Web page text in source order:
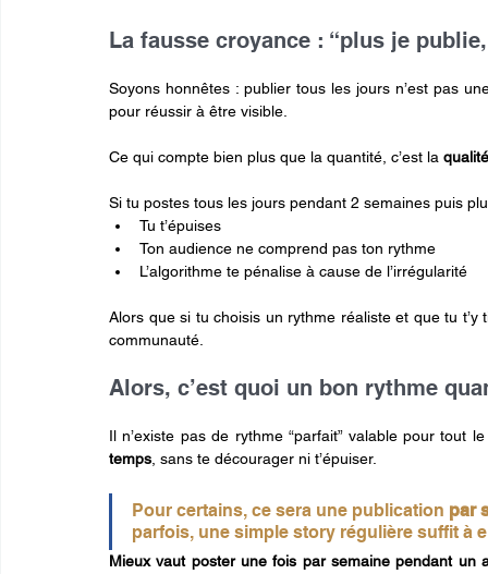
La fausse croyance : “plus je
Soyons honnêtes : publier tous les jours n’est pas
pour réussir à être visible.
Ce qui compte bien plus que la quantité, c’est la qualité
Si tu postes tous les jours pendant 2 semaines puis
Tu t’épuises
Ton audience ne comprend pas ton rythme
L’algorithme te pénalise à cause de l’irrégularité
Alors que si tu choisis un rythme réaliste et que tu
communauté.
Alors, c’est quoi un bon rythme
Il n’existe pas de rythme “parfait” valable pour tout
temps, sans te décourager ni t’épuiser.
Pour certains, ce sera une publication par
parfois, une simple story régulière suffit à
Mieux vaut poster une fois par semaine pendant